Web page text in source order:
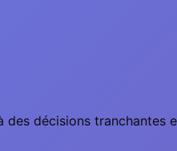
décisions tranchantes